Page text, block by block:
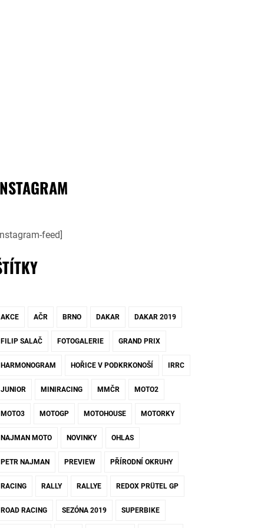
feed]
AKCE AČR BRNO DAKAR DAKAR 2019
FILIP SALAČ FOTOGALERIE GRAND PRIX
HARMONOGRAM HOŘICE V PODKRKONOŠÍ IRRC
JUNIOR MINIRACING MMČR MOTO2
MOTO3 MOTOGP MOTOHOUSE MOTORKY
NAJMAN MOTO NOVINKY OHLAS
PETR NAJMAN PREVIEW PŘÍRODNÍ OKRUHY
RACING RALLY RALLYE REDOX PRÜTEL GP
ROAD RACING SEZÓNA 2019 SUPERBIKE